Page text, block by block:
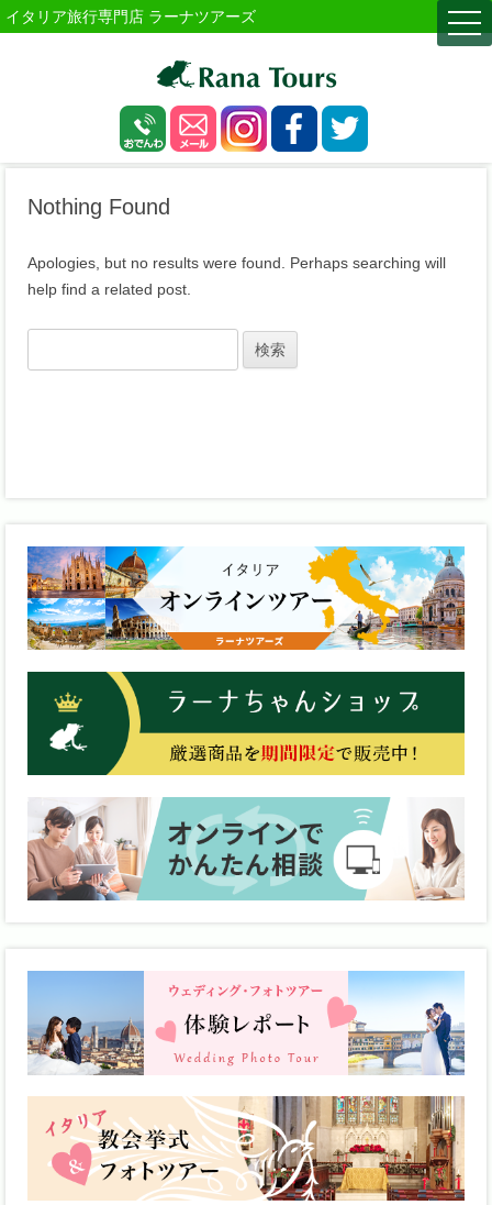
イタリア旅行専門店 ラーナツアーズ
Nothing Found
Apologies, but no results were found. Perhaps searching will
help find a related post.
索: